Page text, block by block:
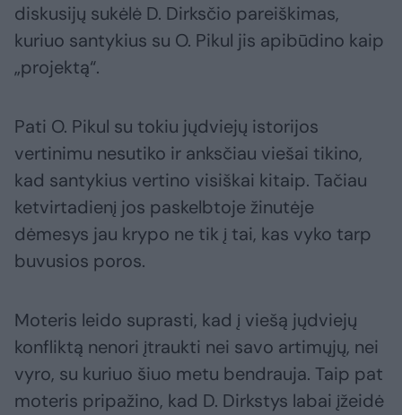
diskusijų sukėlė D. Dirksčio pareiškimas,
kuriuo santykius su O. Pikul jis apibūdino kaip
„projektą“.
Pati O. Pikul su tokiu jųdviejų istorijos
vertinimu nesutiko ir anksčiau viešai tikino,
kad santykius vertino visiškai kitaip. Tačiau
ketvirtadienį jos paskelbtoje žinutėje
dėmesys jau krypo ne tik į tai, kas vyko tarp
buvusios poros.
Moteris leido suprasti, kad į viešą jųdviejų
konfliktą nenori įtraukti nei savo artimųjų, nei
vyro, su kuriuo šiuo metu bendrauja. Taip pat
moteris pripažino, kad D. Dirkstys labai įžeidė